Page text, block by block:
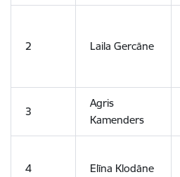
2 Laila Gercāne
3
Agris
Kamenders
4 Elīna Klodāne